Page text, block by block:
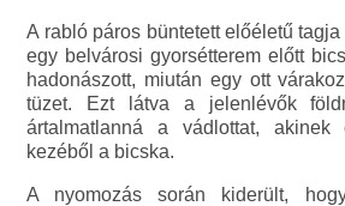
A rabló páros büntetett előéletű
egy belvárosi gyorsétterem előtt
hadonászott, miután egy ott
tüzet. Ezt látva a jelenlévők
ártalmatlanná a vádlottat, akinek
kezéből a bicska.
A nyomozás során kiderült,